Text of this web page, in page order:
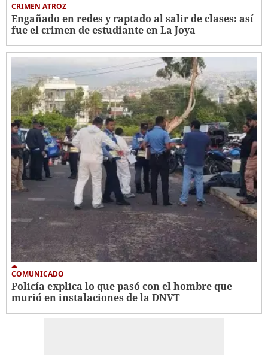
CRIMEN ATROZ
Engañado en redes y raptado al salir de clases: así
fue el crimen de estudiante en La Joya
COMUNICADO
Policía explica lo que pasó con el hombre que
murió en instalaciones de la DNVT